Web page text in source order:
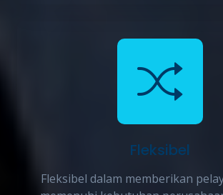
Fleksibel
Fleksibel dalam memberikan